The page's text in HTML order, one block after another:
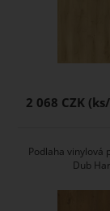
2 068 CZK
Podlaha vinylová
Dub